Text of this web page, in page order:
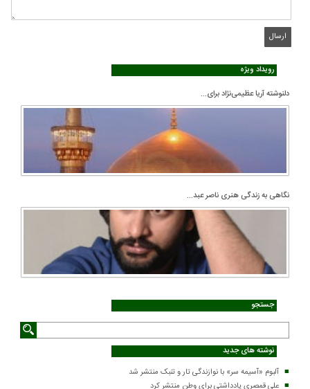
رویداد ویژه
دلنوشته آریا عظیمی‌نژاد برای...
نگاهی به زندگی هنری ناصر عبد...
جستجو
نوشته های جدید
آلبوم «آسیمه سر» با نوازندگی تار و تنبک منتشر شد
علی قمصری یادداشتی برای وطن منتشر کرد